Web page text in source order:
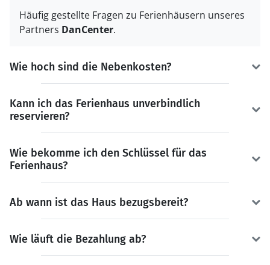
Häufig gestellte Fragen zu Ferienhäusern unseres
Partners DanCenter.
Wie hoch sind die Nebenkosten?
Kann ich das Ferienhaus unverbindlich
reservieren?
Wie bekomme ich den Schlüssel für das
Ferienhaus?
Ab wann ist das Haus bezugsbereit?
Wie läuft die Bezahlung ab?